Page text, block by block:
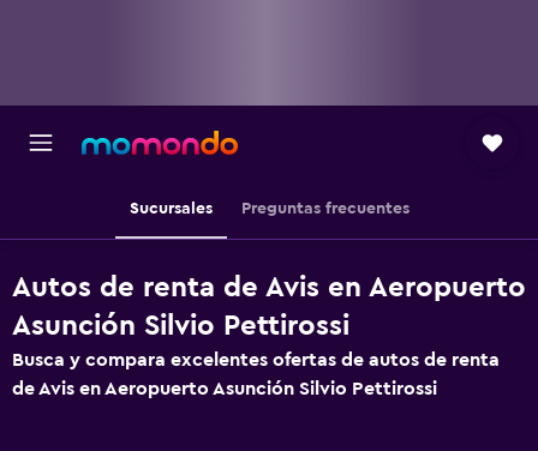
Sucursales Preguntas frecuentes
Autos de renta de Avis en Aeropuerto
Asunción Silvio Pettirossi
Busca y compara excelentes ofertas de autos de renta
de Avis en Aeropuerto Asunción Silvio Pettirossi